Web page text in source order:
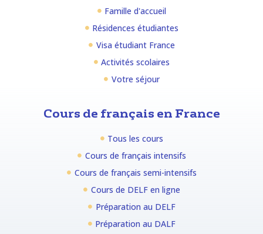
Cours de français en France
Tous les cours
Cours de français intensifs
Cours de français semi-intensifs
Cours de DELF en ligne
Préparation au DELF
Préparation au DALF
Famille d'accueil
Résidences étudiantes
Visa étudiant France
Activités scolaires
Votre séjour